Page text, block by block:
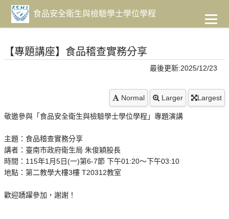
主
要
容
食品安全衛生與檢驗學士學位學程
【專題講座】食品稽查實務分享
最後更新:2025/12/23
Normal Larger Largest
敬邀參與「食品安全衛生與檢驗學士學位學程」專題演講
主題：食品稽查實務分享
講者：臺南市政府衛生局 朱俊穎股長
時間：115年1月5日(一)第6-7節 下午01:20～下午03:10
地點：第二教學大樓3樓 T20312教室
歡迎踴躍參加，謝謝！